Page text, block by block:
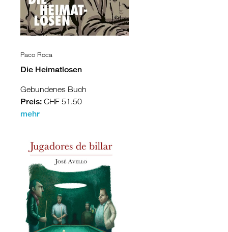
Paco Roca
Die Heimatlosen
Gebundenes Buch
Preis: CHF 51.50
mehr